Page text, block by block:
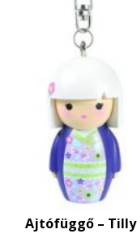
Ajtófüggő – Tilly